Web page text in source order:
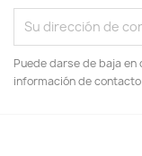
Puede darse de baja
información de